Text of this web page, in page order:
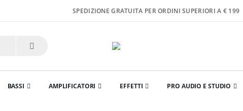
SPEDIZIONE GRATUITA PER ORDINI SUPERIORI A € 199
BASSI AMPLIFICATORI EFFETTI PRO AUDIO E STUDIO